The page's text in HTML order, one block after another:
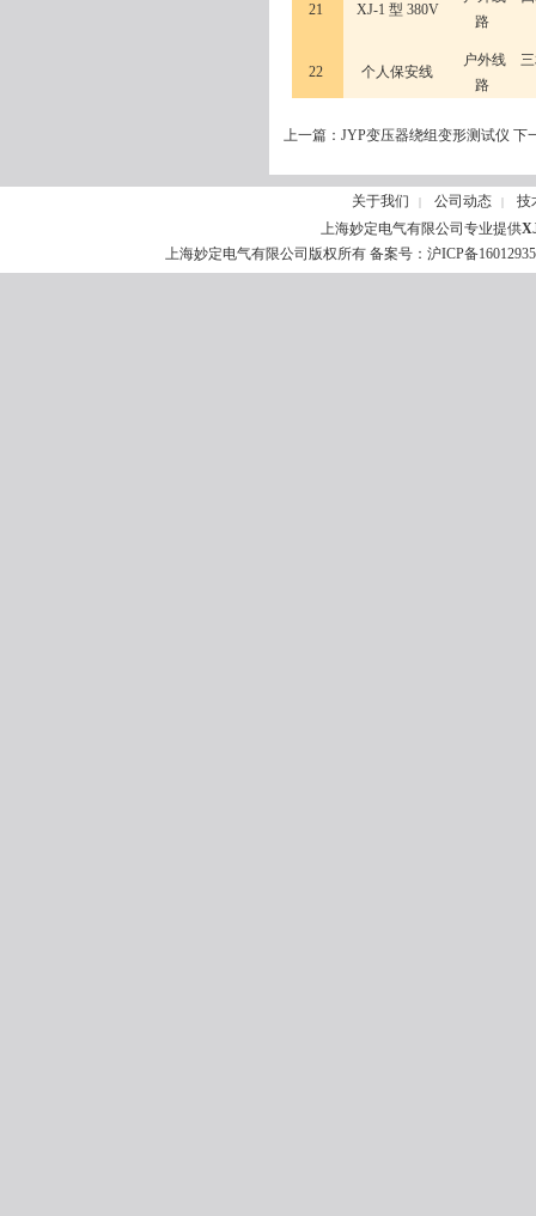
21 XJ-1 型 380V
路
22 个人保安线
户外线
路
上一篇： JYP变压器绕组变形测试仪 下
关于我们 | 公司动态 |
技
上海妙定电气有限公司专业提供
上海妙定电气有限公司版权所有 备案号： 沪ICP备